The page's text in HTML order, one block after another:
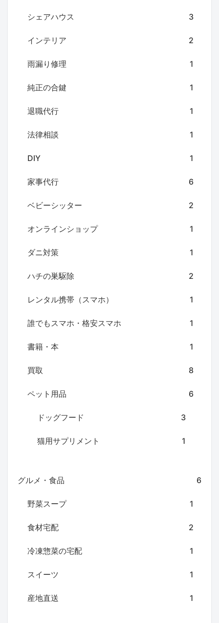
シェアハウス 3
インテリア 2
雨漏り修理 1
純正の合鍵 1
退職代行 1
法律相談 1
DIY 1
家事代行 6
ベビーシッター 2
オンラインショップ 1
ダニ対策 1
ハチの巣駆除 2
レンタル携帯（スマホ） 1
誰でもスマホ・格安スマホ 1
書籍・本 1
買取 8
ペット用品 6
ドッグフード 3
猫用サプリメント 1
グルメ・食品 6
野菜スープ 1
食材宅配 2
冷凍惣菜の宅配 1
スイーツ 1
産地直送 1